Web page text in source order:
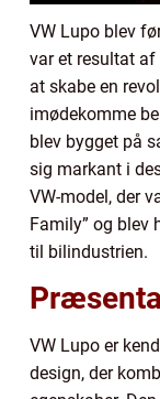
VW Lupo blev
var et resultat af
at skabe en
imødekomme
blev bygget på
sig markant i
VW-model, der
Family” og blev
til bilindustrien.
VW Lupo er
design, der